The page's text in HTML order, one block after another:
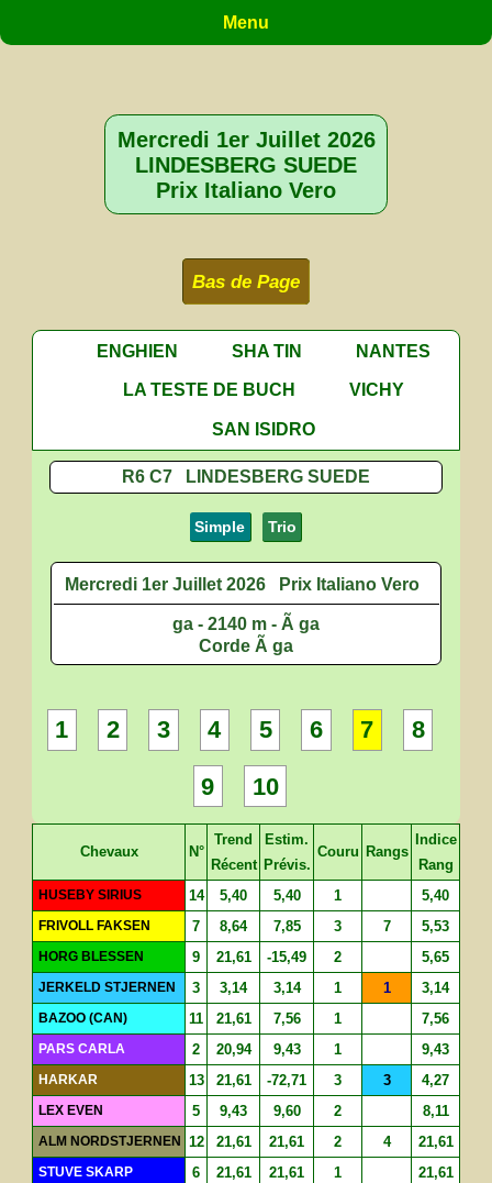
Menu
Mercredi 1er Juillet 2026
LINDESBERG SUEDE
Prix Italiano Vero
Bas de Page
ENGHIEN SHA TIN
NANTES
LA TESTE DE BUCH
VICHY
SAN ISIDRO
R6 C7 LINDESBERG SUEDE
Simple Trio
Mercredi 1er Juillet 2026
Prix Italiano Vero
ga - 2140 m - Ã ga
Corde Ã ga
1 2 3 4 5 6 7 8
9 10
Chevaux N°
Trend
Récent
Estim.
Prévis.
Couru Rangs
Indice
Rang
HUSEBY SIRIUS 14 5,40 5,40 1 5,40
FRIVOLL FAKSEN 7 8,64 7,85 3 7 5,53
HORG BLESSEN 9 21,61 -15,49 2 5,65
JERKELD STJERNEN 3 3,14 3,14 1 1 3,14
BAZOO (CAN) 11 21,61 7,56 1 7,56
PARS CARLA 2 20,94 9,43 1 9,43
HARKAR 13 21,61 -72,71 3 3 4,27
LEX EVEN 5 9,43 9,60 2 8,11
ALM NORDSTJERNEN 12 21,61 21,61 2 4 21,61
STUVE SKARP 6 21,61 21,61 1 21,61